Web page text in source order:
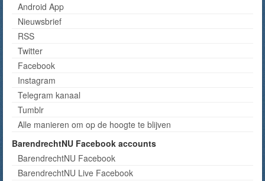
Android App
Nieuwsbrief
RSS
Twitter
Facebook
Instagram
Telegram kanaal
Tumblr
Alle manieren om op de hoogte te blijven
BarendrechtNU Facebook accounts
BarendrechtNU Facebook
BarendrechtNU Live Facebook